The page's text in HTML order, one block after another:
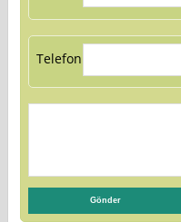
Telefon: